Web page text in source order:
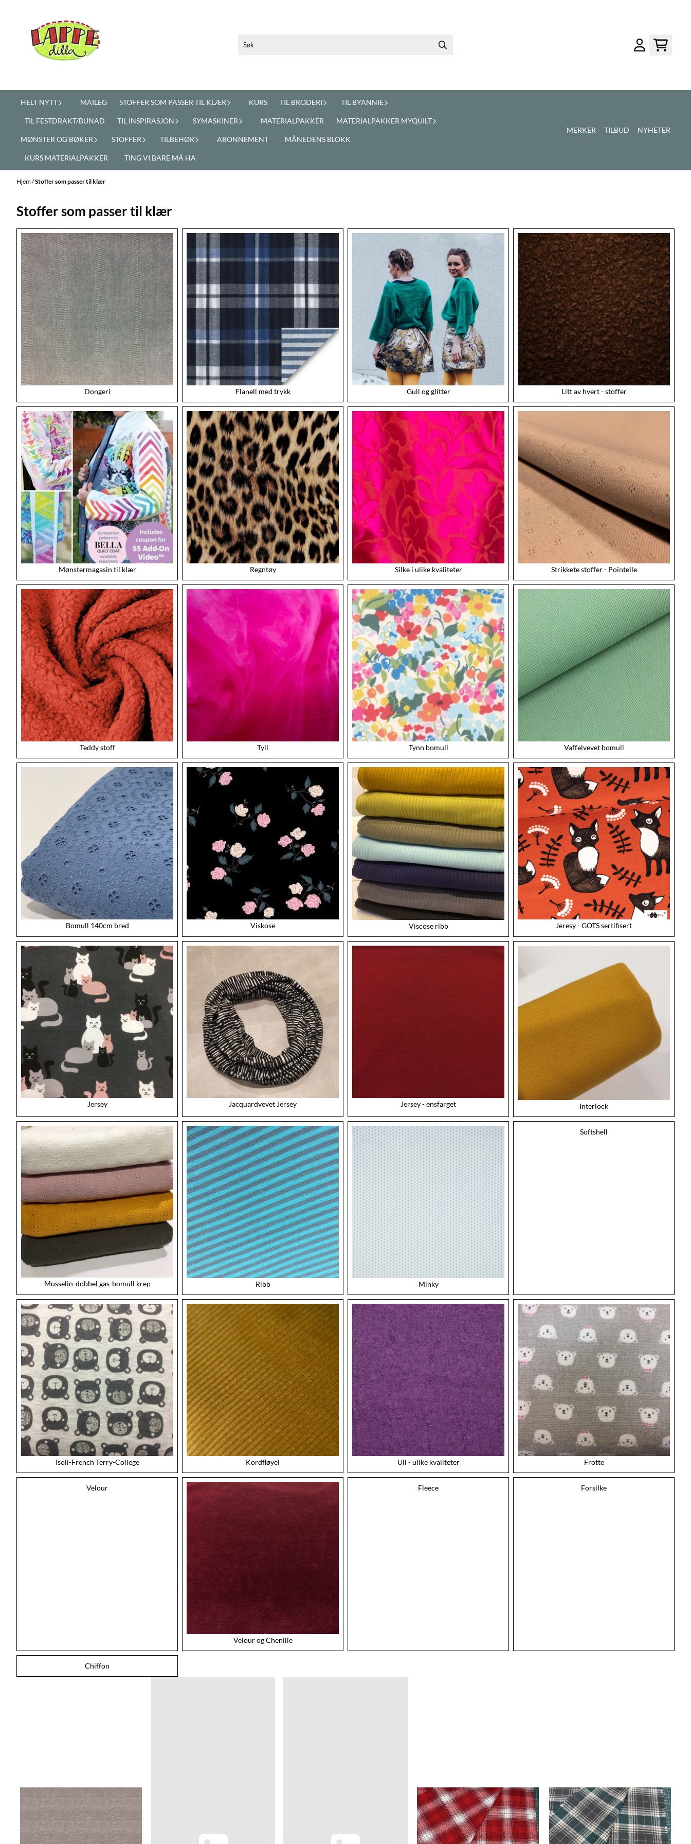
HELT NYTT MAILEG STOFFER SOM PASSER TIL KLÆR KURS TIL BRODERI TIL BYANNIE
TIL FESTDRAKT/BUNAD TIL INSPIRASJON SYMASKINER MATERIALPAKKER MATERIALPAKKER MYQUILT
MØNSTER OG BØKER STOFFER TILBEHØR ABONNEMENT MÅNEDENS BLOKK
KURS MATERIALPAKKER TING VI BARE MÅ HA
MERKER TILBUD NYHETER
Hjem/Stoffer som passer til klær
Stoffer som passer til klær
Dongeri Flanell med trykk Gull og glitter Litt av hvert - stoffer
Mønstermagasin til klær Regntøy Silke i ulike kvaliteter Strikkete stoffer - Pointelle
Teddy stoff Tyll Tynn bomull Vaffelvevet bomull
Bomull 140cm bred Viskose Viscose ribb Jeresy - GOTS sertifisert
Jersey Jacquardvevet Jersey Jersey - ensfarget Interlock
Musselin-dobbel gas-bomull krep Ribb Minky
Softshell
Isoli-French Terry-College Kordfløyel Ull - ulike kvaliteter Frotte
Velour
Velour og Chenille
Fleece Forsilke
Chiffon